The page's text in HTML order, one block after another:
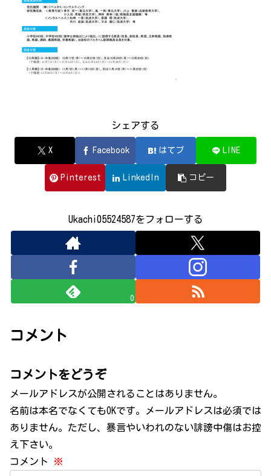
シェアする
X Facebook はてブ LINE
Pinterest LinkedIn コピー
Ukachi05524587をフォローする
0
コメント
コメントをどうぞ
メールアドレスが公開されることはありません。
名前は本名でなくてもOKです。メールアドレスは必須では
ありません。ただし、暴言やいわれのない誹謗中傷はお控
え下さい。
コメント
※